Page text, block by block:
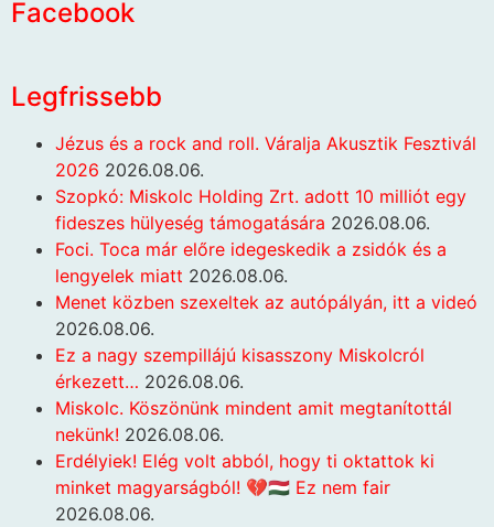
Facebook
Legfrissebb
Jézus és a rock and roll. Váralja Akusztik Fesztivál
2026 2026.08.06.
Szopkó: Miskolc Holding Zrt. adott 10 milliót egy
fideszes hülyeség támogatására 2026.08.06.
Foci. Toca már előre idegeskedik a zsidók és a
lengyelek miatt 2026.08.06.
Menet közben szexeltek az autópályán, itt a videó
2026.08.06.
Ez a nagy szempillájú kisasszony Miskolcról
érkezett… 2026.08.06.
Miskolc. Köszönünk mindent amit megtanítottál
nekünk! 2026.08.06.
Erdélyiek! Elég volt abból, hogy ti oktattok ki
minket magyarságból! 💔🇭🇺 Ez nem fair
2026.08.06.